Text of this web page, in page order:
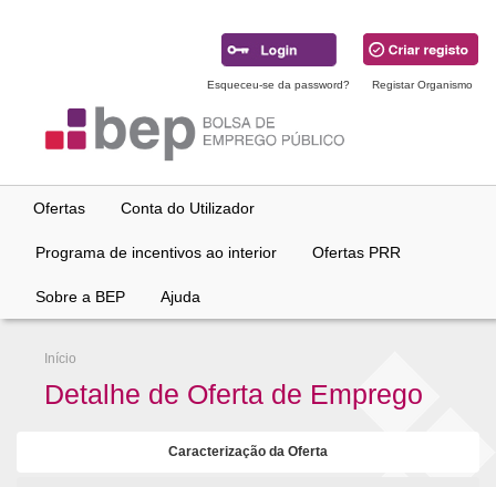
Esqueceu-se da password? Registar Organismo
Ofertas Conta do Utilizador
Programa de incentivos ao interior Ofertas PRR
Sobre a BEP Ajuda
Início
Detalhe de Oferta de Emprego
Caracterização da Oferta